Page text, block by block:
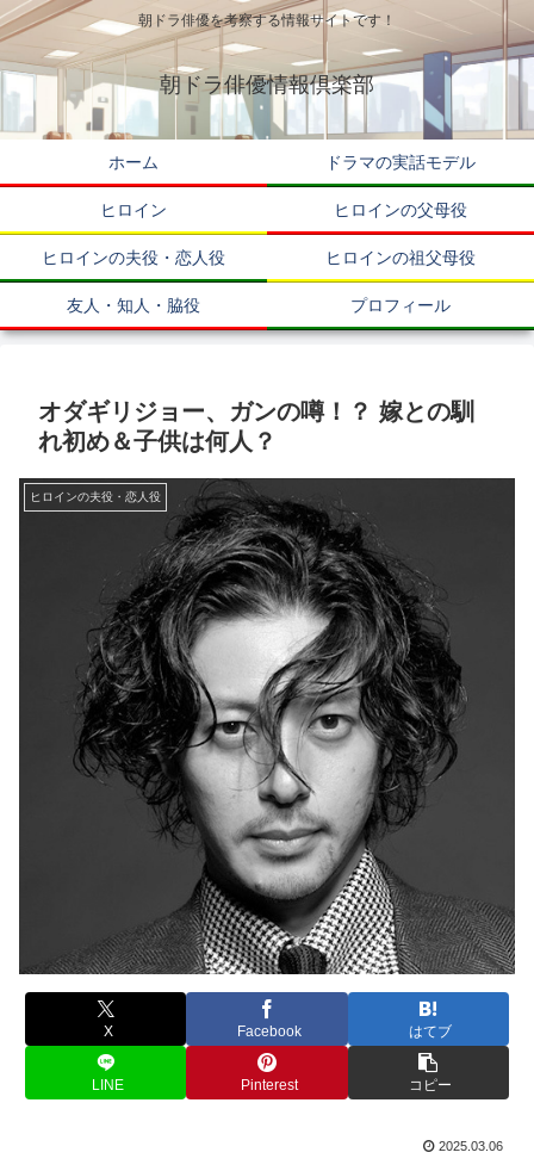
朝ドラ俳優を考察する情報サイトです！
朝ドラ俳優情報倶楽部
ホーム ドラマの実話モデル
ヒロイン ヒロインの父母役
ヒロインの夫役・恋人役 ヒロインの祖父母役
友人・知人・脇役 プロフィール
オダギリジョー、ガンの噂！？ 嫁との馴
れ初め＆子供は何人？
ヒロインの夫役・恋人役
X Facebook はてブ
LINE Pinterest コピー
2025.03.06